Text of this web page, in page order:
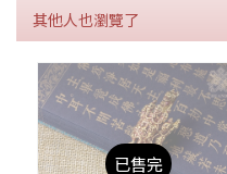
其他人也瀏覽了
已售完